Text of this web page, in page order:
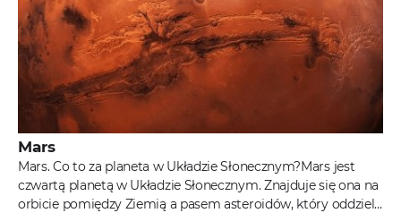
Mars
Mars. Co to za planeta w Układzie Słonecznym?Mars jest
czwartą planetą w Układzie Słonecznym. Znajduje się ona na
orbicie pomiędzy Ziemią a pasem asteroidów, który oddziela